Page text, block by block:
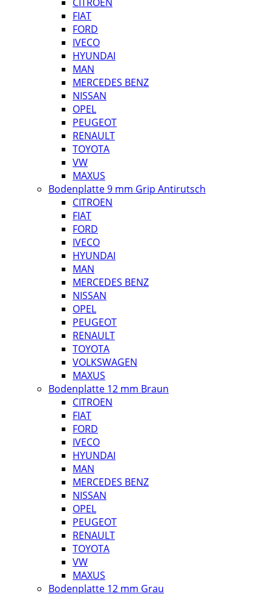
FIAT
FORD
IVECO
HYUNDAI
MAN
MERCEDES BENZ
NISSAN
OPEL
PEUGEOT
RENAULT
TOYOTA
VW
MAXUS
Bodenplatte 9 mm Grip Antirutsch
CITROEN
FIAT
FORD
IVECO
HYUNDAI
MAN
MERCEDES BENZ
NISSAN
OPEL
PEUGEOT
RENAULT
TOYOTA
VOLKSWAGEN
MAXUS
Bodenplatte 12 mm Braun
CITROEN
FIAT
FORD
IVECO
HYUNDAI
MAN
MERCEDES BENZ
NISSAN
OPEL
PEUGEOT
RENAULT
TOYOTA
VW
MAXUS
Bodenplatte 12 mm Grau